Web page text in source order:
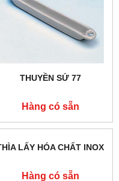
THUYỀN SỨ 77
Hàng có sẵn